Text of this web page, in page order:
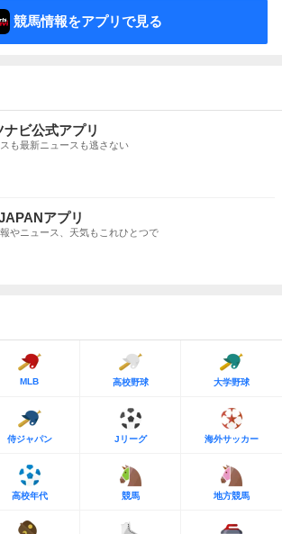
競馬情報をアプリで見る
ナビ公式アプリ
も最新ニュースも逃さない
アプリ
やニュース、天気もこれひとつで
MLB 高校野球 大学野球
侍ジャパン Jリーグ 海外サッカー
高校年代 競馬 地方競馬